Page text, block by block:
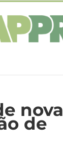
nova
de